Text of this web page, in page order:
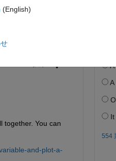
クティビティをフォロー
together. You can
and-plot-a-
(English)